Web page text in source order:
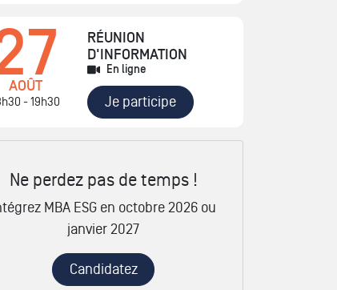
AOÛT
- 19h30
RÉUNION
D'INFORMATION
En ligne
Je participe
Ne perdez pas de temps !
MBA ESG en octobre 2026 ou
janvier 2027
Candidatez